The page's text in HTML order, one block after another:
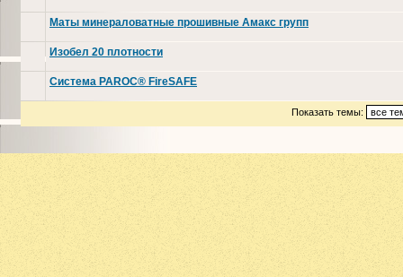
Маты минераловатные прошивные Амакс групп
Изобел 20 плотности
Система PAROC® FireSAFE
Показать темы: